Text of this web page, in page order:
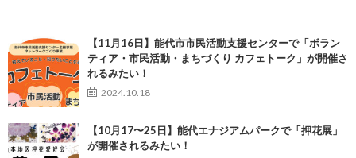
【11月16日】能代市市民活動支援センターで「ボラン
ティア・市民活動・まちづくり カフェトーク」が開催さ
れるみたい！
2024.10.18
【10月17〜25日】能代エナジアムパークで「押花展」
が開催されるみたい！